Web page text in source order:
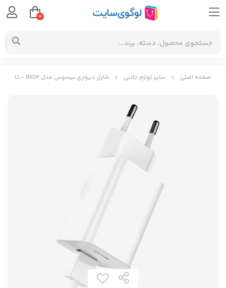
صفحه اصلی سایر لوازم جانبی شارژر دیواری بیسوس مدل Baseus single USB fast travel chrger 24w - white CCALL- BXO2
0